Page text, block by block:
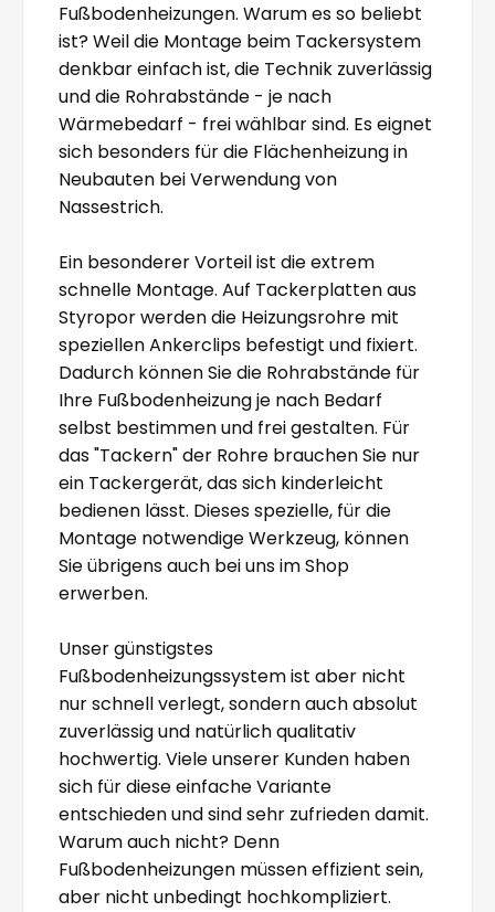
Fußbodenheizungen. Warum es so beliebt
ist? Weil die Montage beim Tackersystem
denkbar einfach ist, die Technik zuverlässig
und die Rohrabstände - je nach
Wärmebedarf - frei wählbar sind. Es eignet
sich besonders für die Flächenheizung in
Neubauten bei Verwendung von
Nassestrich.
Ein besonderer Vorteil ist die extrem
schnelle Montage. Auf Tackerplatten aus
Styropor werden die Heizungsrohre mit
speziellen Ankerclips befestigt und fixiert.
Dadurch können Sie die Rohrabstände für
Ihre Fußbodenheizung je nach Bedarf
selbst bestimmen und frei gestalten. Für
das "Tackern" der Rohre brauchen Sie nur
ein Tackergerät, das sich kinderleicht
bedienen lässt. Dieses spezielle, für die
Montage notwendige Werkzeug, können
Sie übrigens auch bei uns im Shop
erwerben.
Unser günstigstes
Fußbodenheizungssystem ist aber nicht
nur schnell verlegt, sondern auch absolut
zuverlässig und natürlich qualitativ
hochwertig. Viele unserer Kunden haben
sich für diese einfache Variante
entschieden und sind sehr zufrieden damit.
Warum auch nicht? Denn
Fußbodenheizungen müssen effizient sein,
aber nicht unbedingt hochkompliziert.